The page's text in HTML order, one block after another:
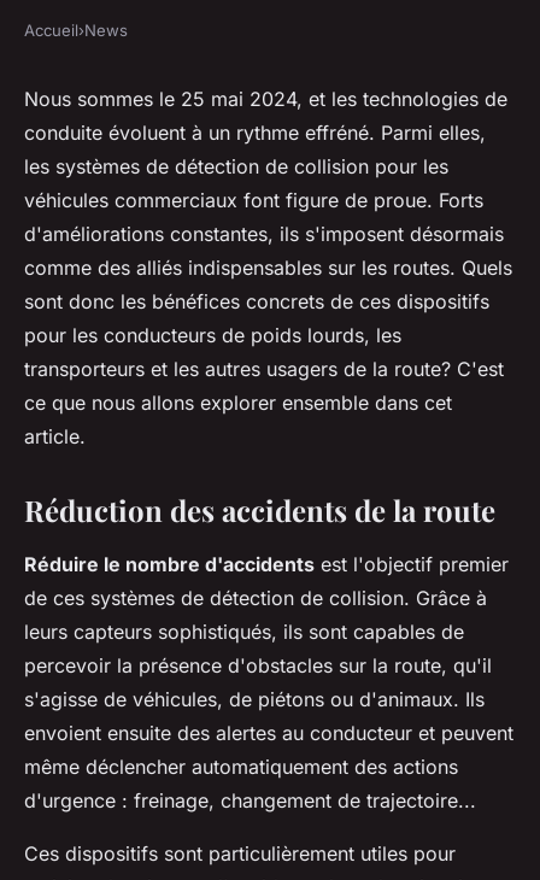
Quels sont les avantages des
nouveaux systèmes de
détection de collision pour les
véhicules commerciaux?
Aya•28 mai 2024•5 min de lecture
Accueil›News
Nous sommes le 25 mai 2024, et les technologies de
conduite évoluent à un rythme effréné. Parmi elles,
les systèmes de détection de collision pour les
véhicules commerciaux font figure de proue. Forts
d'améliorations constantes, ils s'imposent désormais
comme des alliés indispensables sur les routes. Quels
sont donc les bénéfices concrets de ces dispositifs
pour les conducteurs de poids lourds, les
transporteurs et les autres usagers de la route? C'est
ce que nous allons explorer ensemble dans cet
article.
Réduction des accidents de la route
Réduire le nombre d'accidents est l'objectif premier
de ces systèmes de détection de collision. Grâce à
leurs capteurs sophistiqués, ils sont capables de
percevoir la présence d'obstacles sur la route, qu'il
s'agisse de véhicules, de piétons ou d'animaux. Ils
envoient ensuite des alertes au conducteur et peuvent
même déclencher automatiquement des actions
d'urgence : freinage, changement de trajectoire...
Ces dispositifs sont particulièrement utiles pour